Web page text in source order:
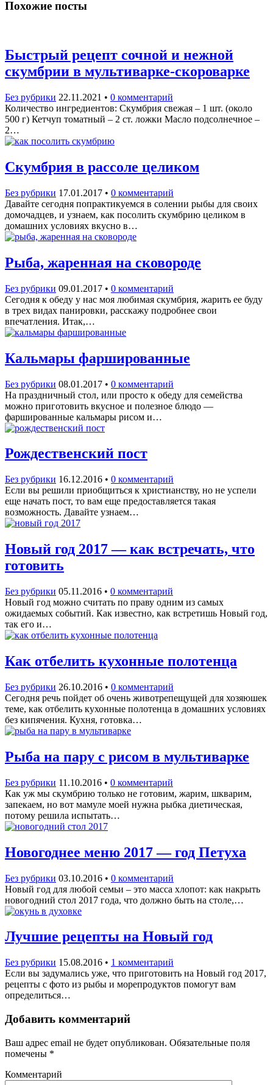
Похожие посты
Быстрый рецепт сочной и нежной
скумбрии в мультиварке-скороварке
Без рубрики 22.11.2021 • 0 комментарий
Количество ингредиентов: Скумбрия свежая – 1 шт. (около
500 г) Кетчуп томатный – 2 ст. ложки Масло подсолнечное –
2…
Скумбрия в рассоле целиком
Без рубрики 17.01.2017 • 0 комментарий
Давайте сегодня попрактикуемся в солении рыбы для своих
домочадцев, и узнаем, как посолить скумбрию целиком в
домашних условиях вкусно в…
Рыба, жаренная на сковороде
Без рубрики 09.01.2017 • 0 комментарий
Сегодня к обеду у нас моя любимая скумбрия, жарить ее буду
в трех видах панировки, расскажу подробнее свои
впечатления. Итак,…
Кальмары фаршированные
Без рубрики 08.01.2017 • 0 комментарий
На праздничный стол, или просто к обеду для семейства
можно приготовить вкусное и полезное блюдо —
фаршированные кальмары рисом и…
Рождественский пост
Без рубрики 16.12.2016 • 0 комментарий
Если вы решили приобщиться к христианству, но не успели
еще начать пост, то вам еще предоставляется такая
возможность. Давайте узнаем…
Новый год 2017 — как встречать, что
готовить
Без рубрики 05.11.2016 • 0 комментарий
Новый год можно считать по праву одним из самых
ожидаемых событий. Как известно, как встретишь Новый год,
так его и…
Как отбелить кухонные полотенца
Без рубрики 26.10.2016 • 0 комментарий
Сегодня речь пойдет об очень животрепещущей для хозяюшек
теме, как отбелить кухонные полотенца в домашних условиях
без кипячения. Кухня, готовка…
Рыба на пару с рисом в мультиварке
Без рубрики 11.10.2016 • 0 комментарий
Как уж мы скумбрию только не готовим, жарим, шкварим,
запекаем, но вот мамуле моей нужна рыбка диетическая,
потому решила испытать…
Новогоднее меню 2017 — год Петуха
Без рубрики 03.10.2016 • 0 комментарий
Новый год для любой семьи – это масса хлопот: как накрыть
новогодний стол 2017 года, что должно быть на столе,…
Лучшие рецепты на Новый год
Без рубрики 15.08.2016 • 1 комментарий
Если вы задумались уже, что приготовить на Новый год 2017,
рецепты с фото из рыбы и морепродуктов помогут вам
определиться…
Добавить комментарий
Ваш адрес email не будет опубликован. Обязательные поля
помечены *
Комментарий